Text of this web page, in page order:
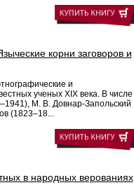
корни заговоров и
и
ученых XIX века. В числе
М. В. Довнар-Запольский
(1823–18...
в народных верованиях